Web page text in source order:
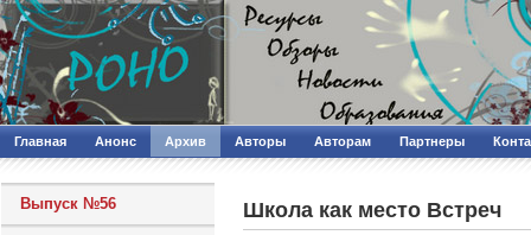
Главная Анонс Архив Авторы Авторам Партнеры
Выпуск №56 Школа как место Встреч